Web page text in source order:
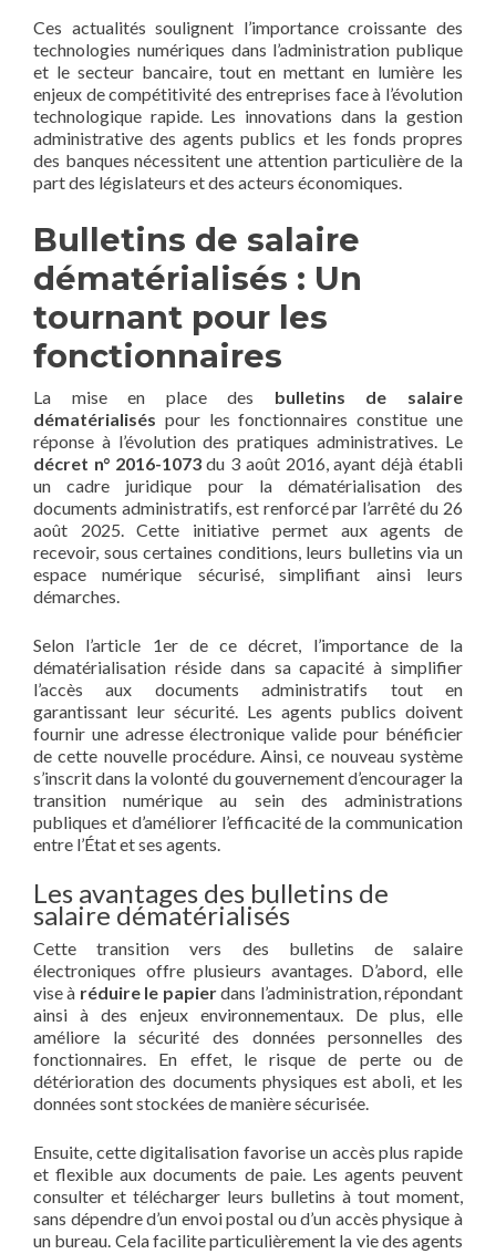
Ces actualités soulignent l’importance croissante des
technologies numériques dans l’administration publique
et le secteur bancaire, tout en mettant en lumière les
enjeux de compétitivité des entreprises face à l’évolution
technologique rapide. Les innovations dans la gestion
administrative des agents publics et les fonds propres
des banques nécessitent une attention particulière de la
part des législateurs et des acteurs économiques.
Bulletins de salaire
dématérialisés : Un
tournant pour les
fonctionnaires
La mise en place des bulletins de salaire
dématérialisés pour les fonctionnaires constitue une
réponse à l’évolution des pratiques administratives. Le
décret n° 2016-1073du 3 août 2016, ayant déjà établi
un cadre juridique pour la dématérialisation des
documents administratifs, est renforcé par l’arrêté du 26
août 2025. Cette initiative permet aux agents de
recevoir, sous certaines conditions, leurs bulletins via un
espace numérique sécurisé, simplifiant ainsi leurs
démarches.
Selon l’article 1er de ce décret, l’importance de la
dématérialisation réside dans sa capacité à simplifier
l’accès aux documents administratifs tout en
garantissant leur sécurité. Les agents publics doivent
fournir une adresse électronique valide pour bénéficier
de cette nouvelle procédure. Ainsi, ce nouveau système
s’inscrit dans la volonté du gouvernement d’encourager la
transition numérique au sein des administrations
publiques et d’améliorer l’efficacité de la communication
entre l’État et ses agents.
Les avantages des bulletins de
salaire dématérialisés
Cette transition vers des bulletins de salaire
électroniques offre plusieurs avantages. D’abord, elle
vise à réduire le papierdans l’administration, répondant
ainsi à des enjeux environnementaux. De plus, elle
améliore la sécurité des données personnelles des
fonctionnaires. En effet, le risque de perte ou de
détérioration des documents physiques est aboli, et les
données sont stockées de manière sécurisée.
Ensuite, cette digitalisation favorise un accès plus rapide
et flexible aux documents de paie. Les agents peuvent
consulter et télécharger leurs bulletins à tout moment,
sans dépendre d’un envoi postal ou d’un accès physique à
un bureau. Cela facilite particulièrement la vie des agents